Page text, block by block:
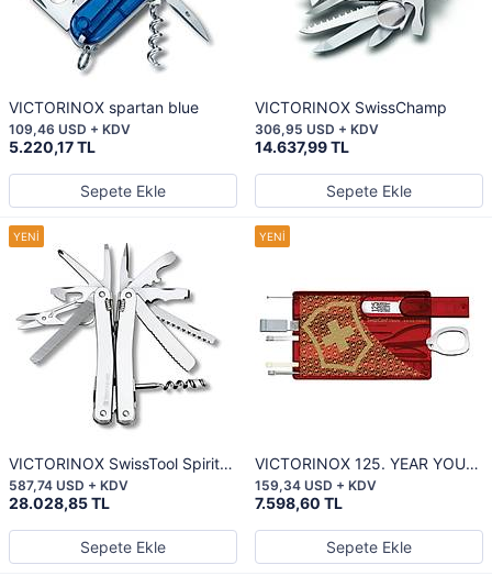
VICTORINOX spartan blue
5.220,17 TL
109,46 USD + KDV
Sepete Ekle
VICTORINOX SwissChamp
14.637,99 TL
306,95 USD + KDV
Sepete Ekle
VICTORINOX SwissTool Spirit
Plus
28.028,85 TL
587,74 USD + KDV
Sepete Ekle
VICTORINOX 125. YEAR YOUR
LIFE SPECIAL EDITION SWISS
CARD
7.598,60 TL
159,34 USD + KDV
Sepete Ekle